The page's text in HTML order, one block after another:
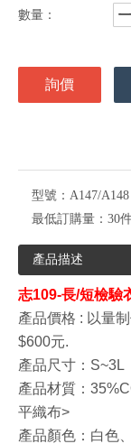
數量：
詢價
型號： A147/A148
最低訂購量： 30
產品描述
志109-長/短檢
產品價格 : 以量
$600元.
產品尺寸：S~3L
產品材質：
平織布>
產品顏色：白色